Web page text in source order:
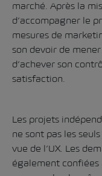
marché. Après la
d’accompagner le
mesures de
son devoir de
d’achever son
satisfaction.
Les projets
ne sont pas les
vue de l’UX. Les
également confiées